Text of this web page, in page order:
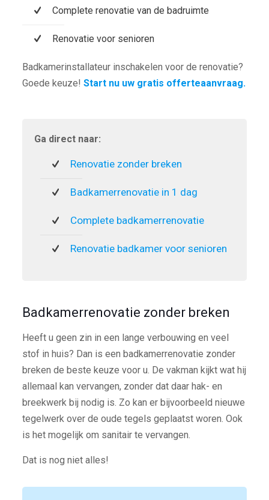
Complete renovatie van de badruimte
Renovatie voor senioren
Badkamerinstallateur inschakelen voor de renovatie?
Goede keuze! Start nu uw gratis offerteaanvraag.
Ga direct naar:
Renovatie zonder breken
Badkamerrenovatie in 1 dag
Complete badkamerrenovatie
Renovatie badkamer voor senioren
Badkamerrenovatie zonder breken
Heeft u geen zin in een lange verbouwing en veel
stof in huis? Dan is een badkamerrenovatie zonder
breken de beste keuze voor u. De vakman kijkt wat hij
allemaal kan vervangen, zonder dat daar hak- en
breekwerk bij nodig is. Zo kan er bijvoorbeeld nieuwe
tegelwerk over de oude tegels geplaatst woren. Ook
is het mogelijk om sanitair te vervangen.
Dat is nog niet alles!